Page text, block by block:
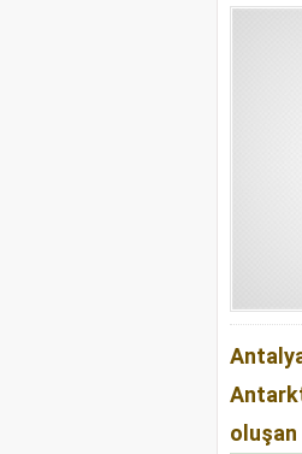
oluşan